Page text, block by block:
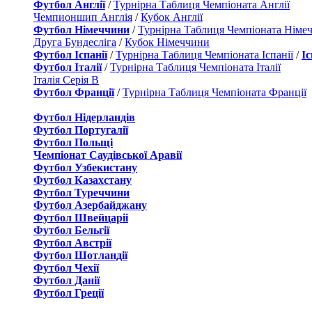
Футбол Англії/Турнірна Таблиця Чемпіоната Англії
Чемпионшип Англія /Кубок Англії
Футбол Німеччини /Турнірна Таблиця Чемпіоната
Друга Бундесліга /Кубок Німеччини
Футбол Іспанії/Турнірна Таблиця Чемпіоната Іспанії/
Футбол Італії/Турнірна Таблиця Чемпіоната Італії
Італія Серія B
Футбол Франції/Турнірна Таблиця Чемпіоната Франції
Футбол Нідерландiв
Футбол Португалії
Футбол Польщі
Чемпіонат Саудівської Аравії
Футбол Узбекистану
Футбол Казахстану
Футбол Туреччини
Футбол Азербайджану
Футбол Швейцаріі
Футбол Бельгії
Футбол Австрії
Футбол Шотландії
Футбол Чехії
Футбол Данії
Футбол Греції